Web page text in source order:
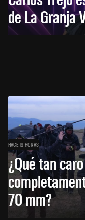
de La Granja
HACE 19 HORAS
¿Qué tan
70 mm?